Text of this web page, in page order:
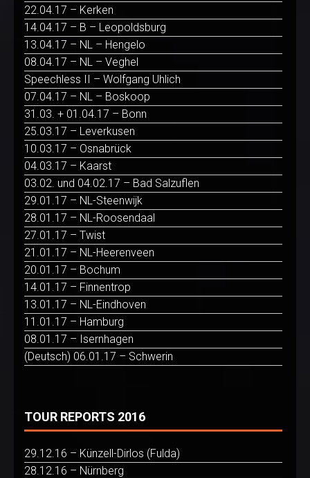
22.04.17 – Kerken
14.04.17 – B – Leopoldsburg
13.04.17 – NL – Hengelo
08.04.17 – NL – Veghel
Speechless II – Wolfgang Uhlich
07.04.17 – NL – Boskoop
31.03. + 01.04.17 – Bonn
25.03.17 – Leverkusen
10.03.17 – Osnabrück
04.03.17 – Kaarst
03.02. und 04.02.17 – Bad Salzuflen
29.01.17 – NL-Steenwijk
28.01.17 – NL-Roosendaal
27.01.17 – Twist
21.01.17 – NL-Heerenveen
20.01.17 – Bochum
14.01.17 – Finnentrop
13.01.17 – NL-Eindhoven
11.01.17 – Hamburg
08.01.17 – Isernhagen
(Deutsch) 06.01.17 – Schwerin
TOUR REPORTS 2016
29.12.16 – Künzell-Dirlos (Fulda)
28.12.16 – Nürnberg